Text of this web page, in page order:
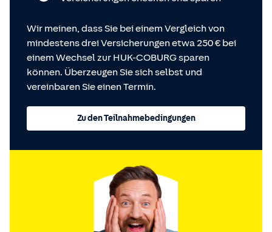
Wir meinen, dass Sie bei einem Vergleich von
mindestens drei Versicherungen etwa 250 € bei
einem Wechsel zur HUK-COBURG sparen
können. Überzeugen Sie sich selbst und
vereinbaren Sie einen Termin.
Zu den Teilnahmebedingungen